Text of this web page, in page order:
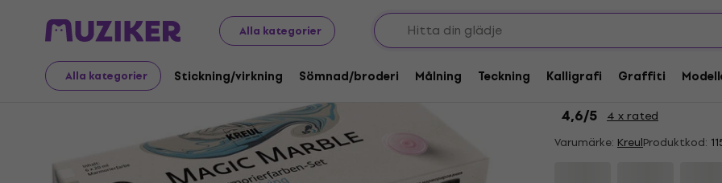
Alla kategorier
Alla kategorier Stickning/virkning Sömnad/broderi Målning Teckning Kalligrafi Graffiti
Konst Målning Färger
Marmoreringsfärger
HAPPY HOUR
Kreul Magic
Chalky Living
4,6/5 4 x rated
Varumärke: KreulProduktkod: